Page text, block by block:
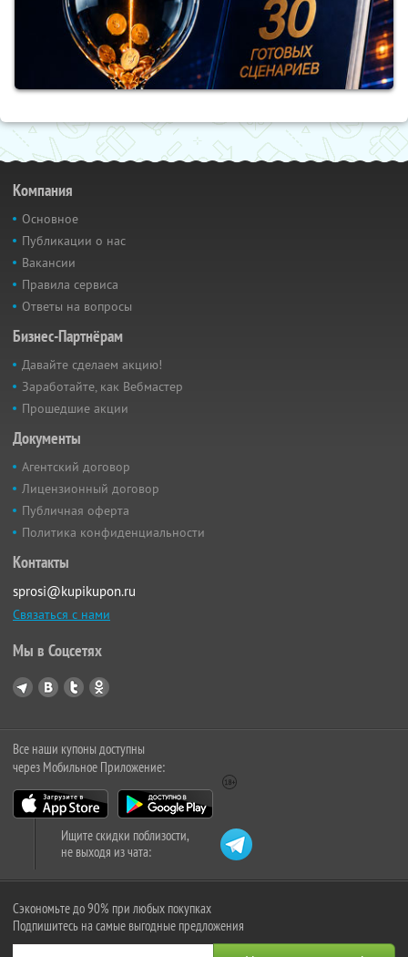
Компания
Основное
Публикации о нас
Вакансии
Правила сервиса
Ответы на вопросы
Бизнес-Партнёрам
Давайте сделаем акцию!
Заработайте, как Вебмастер
Прошедшие акции
Документы
Агентский договор
Лицензионный договор
Публичная оферта
Политика конфиденциальности
Контакты
sprosi@kupikupon.ru
Связаться с нами
Мы в Соцсетях
Все наши купоны доступны
через Мобильное Приложение:
Ищите скидки поблизости,
не выходя из чата:
Сэкономьте до 90% при любых покупках
Подпишитесь на самые выгодные предложения